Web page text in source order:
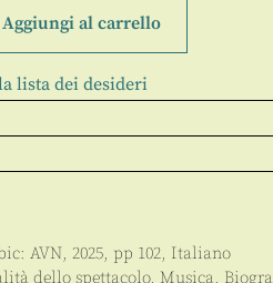
Aggiungi al carrello
lista dei desideri
AVN, 2025, pp 102, Italiano
dello spettacolo, Musica,